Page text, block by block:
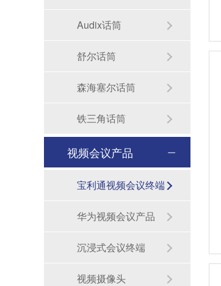
Audix话筒
舒尔话筒
森海塞尔话筒
铁三角话筒
视频会议产品
宝利通视频会议终端
华为视频会议产品
沉浸式会议终端
视频摄像头